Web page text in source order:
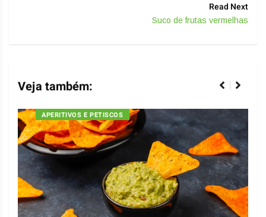
Read Next
Suco de frutas vermelhas
Veja também:
APERITIVOS E PETISCOS